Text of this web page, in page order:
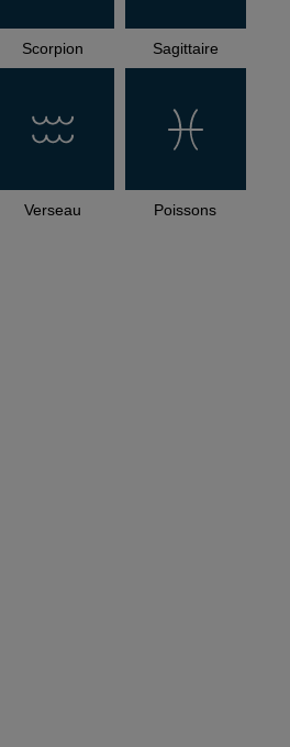
Scorpion Sagittaire
Verseau Poissons